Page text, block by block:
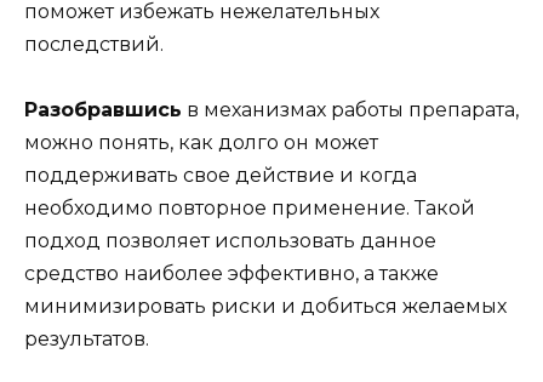
поможет избежать нежелательных
последствий.
Разобравшись в механизмах работы препарата,
можно понять, как долго он может
поддерживать свое действие и когда
необходимо повторное применение. Такой
подход позволяет использовать данное
средство наиболее эффективно, а также
минимизировать риски и добиться желаемых
результатов.